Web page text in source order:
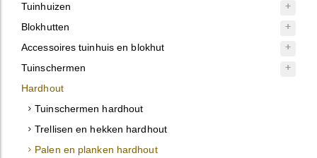
Tuinhuizen
Blokhutten
Accessoires tuinhuis en blokhut
Tuinschermen
Hardhout
Tuinschermen hardhout
Trellisen en hekken hardhout
Palen en planken hardhout